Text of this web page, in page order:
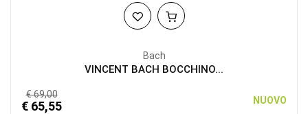
Bach
VINCENT BACH BOCCHINO...
€ 69,00
€ 65,55 NUOVO